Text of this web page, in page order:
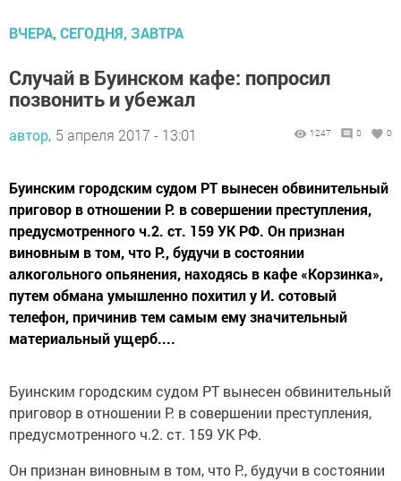
ВЧЕРА, СЕГОДНЯ, ЗАВТРА
Случай в Буинском кафе: попросил
позвонить и убежал
автор, 5 апреля 2017 - 13:01 1247 0 0
Буинским городским судом РТ вынесен обвинительный
приговор в отношении Р. в совершении преступления,
предусмотренного ч.2. ст. 159 УК РФ. Он признан
виновным в том, что Р., будучи в состоянии
алкогольного опьянения, находясь в кафе «Корзинка»,
путем обмана умышленно похитил у И. сотовый
телефон, причинив тем самым ему значительный
материальный ущерб....
Буинским городским судом РТ вынесен обвинительный
приговор в отношении Р. в совершении преступления,
предусмотренного ч.2. ст. 159 УК РФ.
Он признан виновным в том, что Р., будучи в состоянии